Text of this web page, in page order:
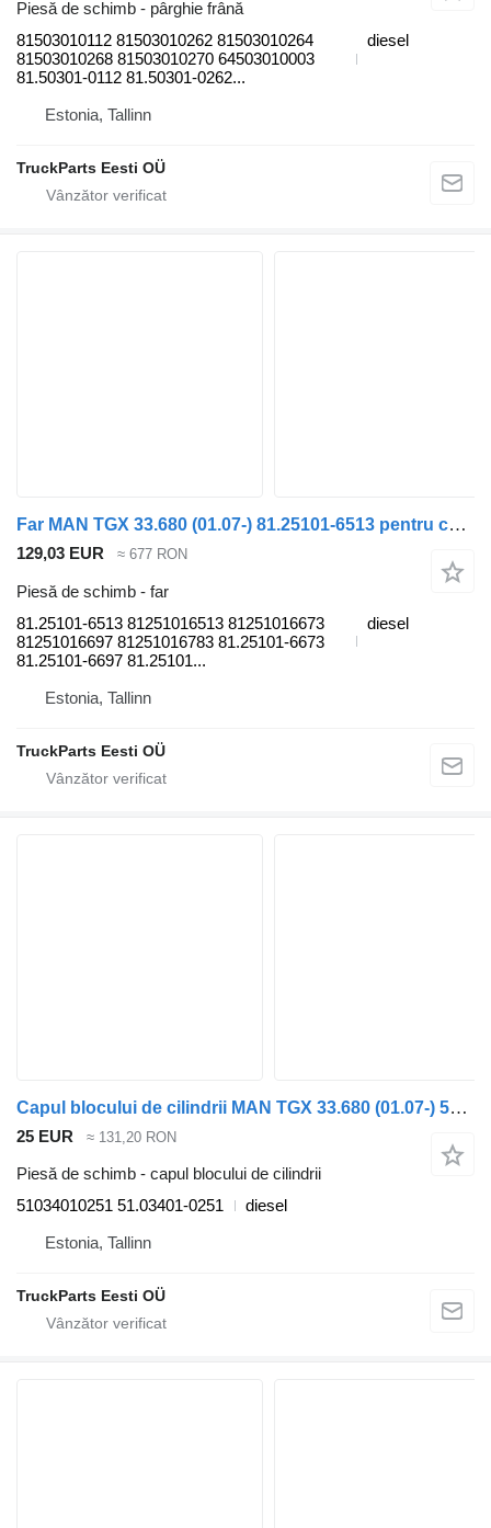
Piesă de schimb - pârghie frână
81503010112 81503010262 81503010264
81503010268 81503010270 64503010003
81.50301-0112 81.50301-0262...
diesel
Estonia, Tallinn
TruckParts Eesti OÜ
Far MAN TGX 33.680 (01.07-) 81.25101-6513 pentru cap tractor MAN TGL, TGM, TGS, TGX (2005-2021)
129,03 EUR ≈ 677 RON
Piesă de schimb - far
81.25101-6513 81251016513 81251016673
81251016697 81251016783 81.25101-6673
81.25101-6697 81.25101...
diesel
Estonia, Tallinn
TruckParts Eesti OÜ
Capul blocului de cilindrii MAN TGX 33.680 (01.07-) 51034010251 pentru cap tractor MAN TGL, TGM, TGS, TGX (2005-2021)
25 EUR ≈ 131,20 RON
Piesă de schimb - capul blocului de cilindrii
51034010251 51.03401-0251
diesel
Estonia, Tallinn
TruckParts Eesti OÜ